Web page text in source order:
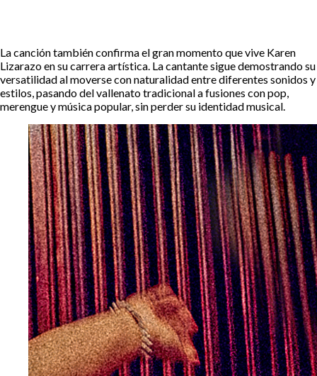
La canción también confirma el gran momento que vive Karen
Lizarazo en su carrera artística. La cantante sigue demostrando su
versatilidad al moverse con naturalidad entre diferentes sonidos y
estilos, pasando del vallenato tradicional a fusiones con pop,
merengue y música popular, sin perder su identidad musical.